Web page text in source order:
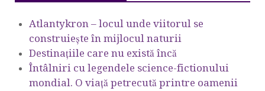
Atlantykron – locul unde viitorul se
construiește în mijlocul naturii
Destinațiile care nu există încă
Întâlniri cu legendele science-fictionului
mondial. O viață petrecută printre oamenii